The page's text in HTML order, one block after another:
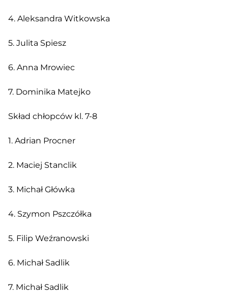
4. Aleksandra Witkowska
5. Julita Spiesz
6. Anna Mrowiec
7. Dominika Matejko
Skład chłopców kl. 7-8
1. Adrian Procner
2. Maciej Stanclik
3. Michał Główka
4. Szymon Pszczółka
5. Filip Weźranowski
6. Michał Sadlik
7. Michał Sadlik